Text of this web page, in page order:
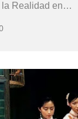
Realidad en
en un Mundo
AL